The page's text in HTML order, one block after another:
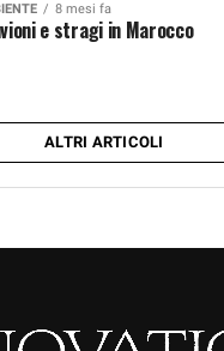
8 mesi fa
e stragi in Marocco
ALTRI ARTICOLI